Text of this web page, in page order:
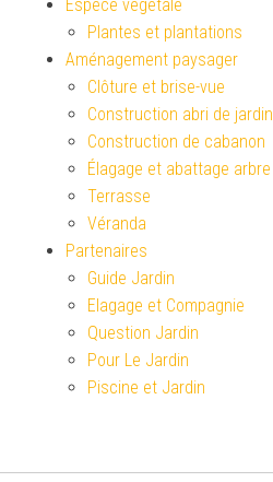
Espèce végétale
Plantes et plantations
Aménagement paysager
Clôture et brise-vue
Construction abri de jardin
Construction de cabanon
Élagage et abattage arbre
Terrasse
Véranda
Partenaires
Guide Jardin
Elagage et Compagnie
Question Jardin
Pour Le Jardin
Piscine et Jardin